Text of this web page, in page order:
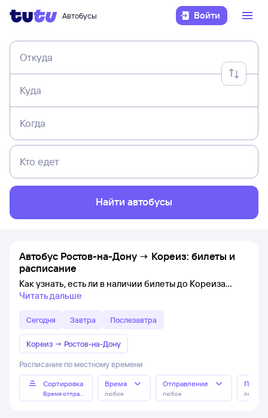
Автобусы Войти
Откуда
Куда
Когда
Кто едет
Найти автобусы
Автобус Ростов-на-Дону → Кореиз: билеты и
расписание
Как узнать, есть ли в наличии билеты до Кореиза
Читать дальше
Сегодня Завтра Послезавтра
Кореиз → Ростов-на-Дону
Расписание по местному времени
Сортировка
Время отправления
Время
любое
Отправление
любое любое